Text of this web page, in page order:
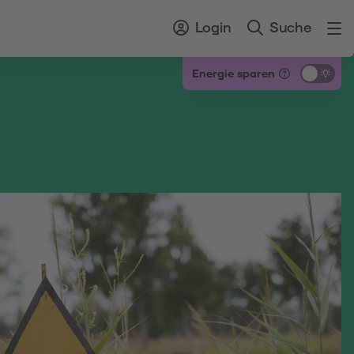
Login Suche
Energie sparen